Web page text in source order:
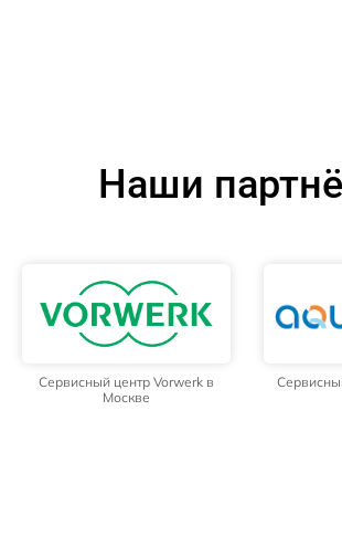
Наши
Сервисный центр Vorwerk в
Москве